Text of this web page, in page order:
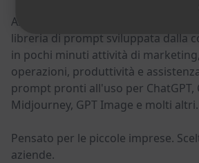
AIPRM è uno strumento di gestione
libreria di prompt sviluppata dalla
in pochi minuti attività di
operazioni, produttività e
prompt pronti all'uso per ChatGPT,
Midjourney, GPT Image e molti altri.
Pensato per le piccole imprese.
aziende.